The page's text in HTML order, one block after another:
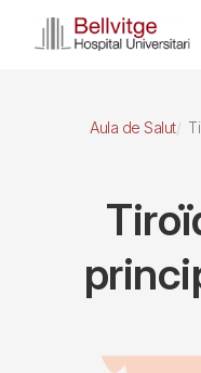
Aula de Salut